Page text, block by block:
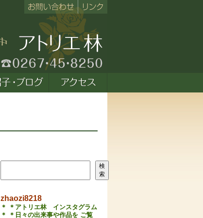
検
索
zhaozi8218
＊ ＊アトリエ林 インスタグラム
＊ ＊日々の出来事や作品を ご覧